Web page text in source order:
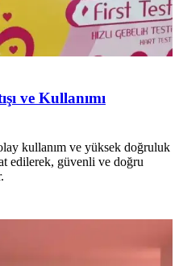
ve Kullanımı
kullanım ve yüksek doğruluk
edilerek, güvenli ve doğru